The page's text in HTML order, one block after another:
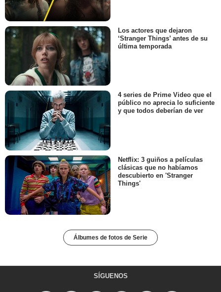
Los actores que dejaron
‘Stranger Things’ antes de su
última temporada
4 series de Prime Video que el
público no aprecia lo suficiente
y que todos deberían de ver
Netflix: 3 guiños a películas
clásicas que no habíamos
descubierto en 'Stranger
Things'
Álbumes de fotos de Serie
SÍGUENOS